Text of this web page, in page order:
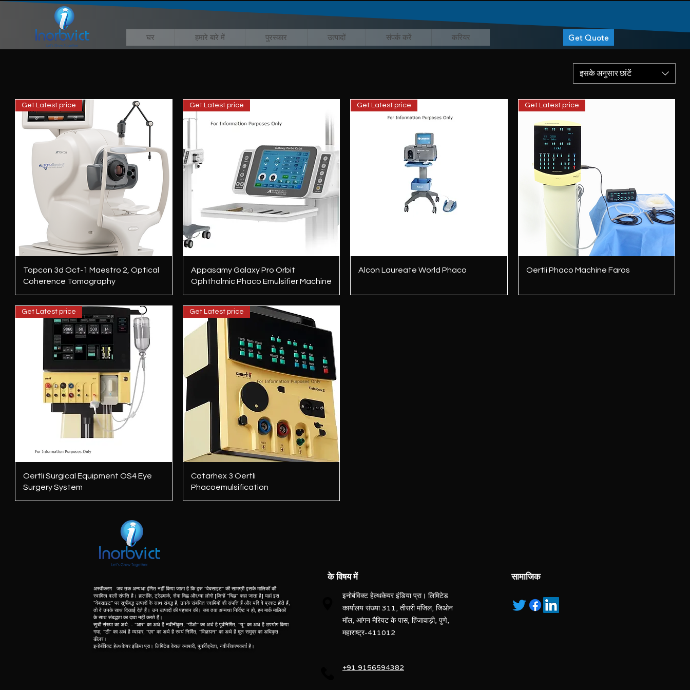
घर हमारे बारे में पुरस्कार उत्पादों संपर्क करें करियर Get Quote
इसके अनुसार छांटें
त्वरित दृश्य
Get Latest price
Topcon 3d Oct-1 Maestro 2, Optical
Coherence Tomography
त्वरित दृश्य
Get Latest price
Appasamy Galaxy Pro Orbit
Ophthalmic Phaco Emulsifier Machine
त्वरित दृश्य
Get Latest price
Alcon Laureate World Phaco त्वरित दृश्य
Get Latest price
Oertli Phaco Machine Faros
त्वरित दृश्य
Get Latest price
Oertli Surgical Equipment OS4 Eye
Surgery System
त्वरित दृश्य
Get Latest price
Catarhex 3 Oertli
Phacoemulsification
अस्वीकरण जब तक अन्यथा इंगित नहीं किया जाता है कि इस "वेबसाइट" की सामग्री इसके मालिकों की
स्वामित्व वाली संपत्ति है। हालांकि, ट्रेडमार्क, सेवा चिह्न और/या लोगो [जिन्हें "चिह्न" कहा जाता है] यहां इस
"वेबसाइट" पर सूचीबद्ध उत्पादों के साथ संबद्ध हैं, उनके संबंधित स्वामियों की संपत्ति हैं और यदि वे प्रकट होते हैं,
तो वे उनके साथ दिखाई देते हैं। उन उत्पादों की पहचान की। जब तक अन्यथा निर्दिष्ट न हो, हम मार्क मालिकों
के साथ संबद्धता का दावा नहीं करते हैं।
सूची संख्या का अर्थ: - "आर" का अर्थ है नवीनीकृत, "पीओ" का अर्थ है पूर्वनिर्मित, "यू" का अर्थ है उपयोग किया
गया, "टी" का अर्थ है व्यापार, "एम" का अर्थ है स्वयं निर्मित, "विज्ञापन" का अर्थ है मूल समुद्र का अधिकृत
डीलर।
इनोर्बविक्ट हेल्थकेयर इंडिया प्रा। लिमिटेड केवल व्यापारी, पुनर्विक्रेता, नवीनीकरणकर्ता है।
के विषय में
इनोर्बविक्ट हेल्थकेयर इंडिया प्रा। लिमिटेड
कार्यालय संख्या 311, तीसरी मंजिल, जिओन
मॉल, आंगन मैरियट के पास, हिंजावाड़ी, पुणे,
महाराष्ट्र-411012
+91 9156594382
सामाजिक